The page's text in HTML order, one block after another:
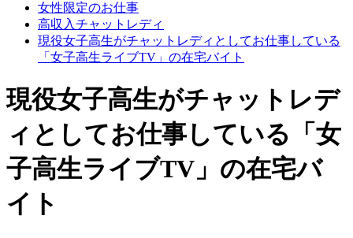
女性限定のお仕事
高収入チャットレディ
現役女子高生がチャットレディとしてお仕事している
「女子高生ライブTV」の在宅バイト
現役女子高生がチャットレデ
ィとしてお仕事している「女
子高生ライブTV」の在宅バ
イト